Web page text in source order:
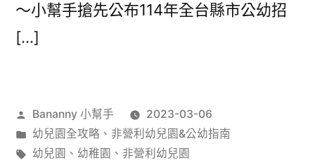
～小幫手搶先公布114年全台縣市公幼招
[…]
作
者:
Bananny 小幫手
2023-03-06
分
類:
幼兒園全攻略 、 非營利幼兒園&公幼指南
標
幼兒園 、 幼稚園 、 非營利幼兒園